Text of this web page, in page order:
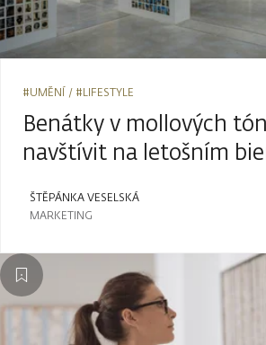
#UMĚNÍ #LIFESTYLE
Benátky v mollových
navštívit na letošním
ŠTĚPÁNKA VESELSKÁ
MARKETING